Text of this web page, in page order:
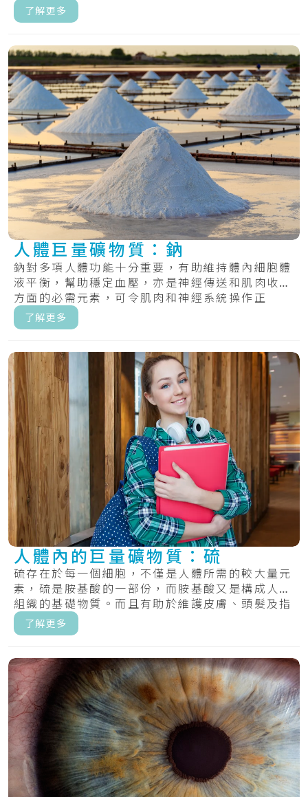
了解更多
人體巨量礦物質：鈉
鈉對多項人體功能十分重要，有助維持體內細胞體
液平衡，幫助穩定血壓，亦是神經傳送和肌肉收縮
方面的必需元素，可令肌肉和神經系統操作正
常。.....
了解更多
人體內的巨量礦物質：硫
硫存在於每一個細胞，不僅是人體所需的較大量元
素，硫是胺基酸的一部份，而胺基酸又是構成人體
組織的基礎物質。而且有助於維護皮膚、頭髮及指
甲的.....
了解更多